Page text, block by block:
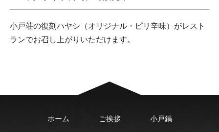
小戸荘の復刻ハヤシ（オリジナル・ピリ辛味）がレスト
ランでお召し上がりいただけます。
ホーム ご挨拶 小戸鍋